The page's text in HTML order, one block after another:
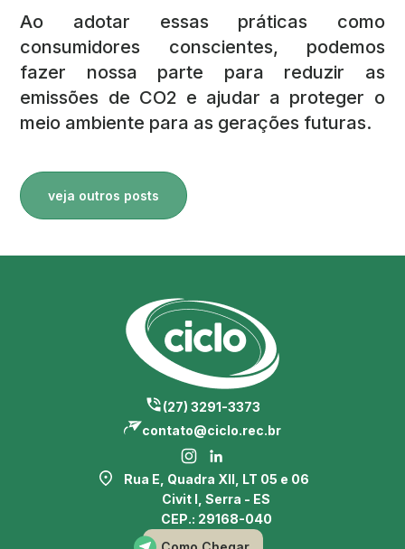
Ao adotar essas práticas como
consumidores conscientes, podemos
fazer nossa parte para reduzir as
emissões de CO2 e ajudar a proteger o
meio ambiente para as gerações futuras.
veja outros posts
(27) 3291-3373
contato@ciclo.rec.br
Rua E, Quadra XII, LT 05 e 06
Civit I, Serra - ES
CEP.: 29168-040